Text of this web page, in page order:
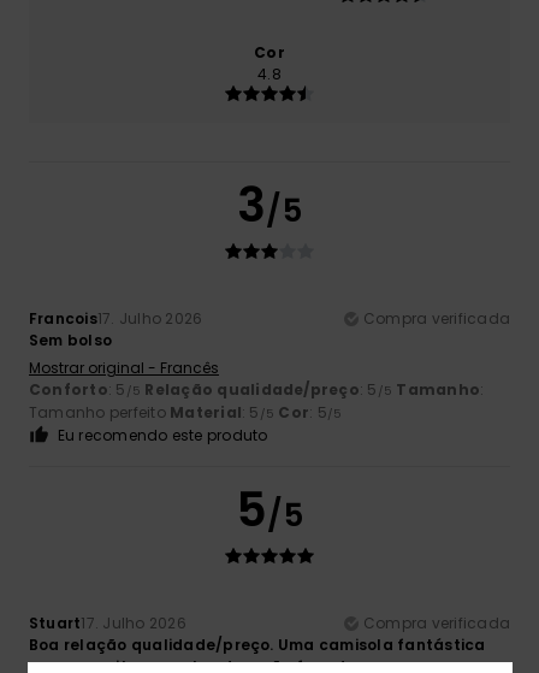
Cor
4.8
3/5
Francois17. Julho 2026
Compra verificada
Sem bolso
Mostrar original - Francês
Conforto: 5 /5 Relação qualidade/preço: 5 /5 Tamanho:
Tamanho perfeito Material: 5 /5 Cor: 5/5
Eu recomendo este produto
5/5
Stuart17. Julho 2026
Compra verificada
Boa relação qualidade/preço. Uma camisola fantástica
para as noites quentes de verão fora de casa.